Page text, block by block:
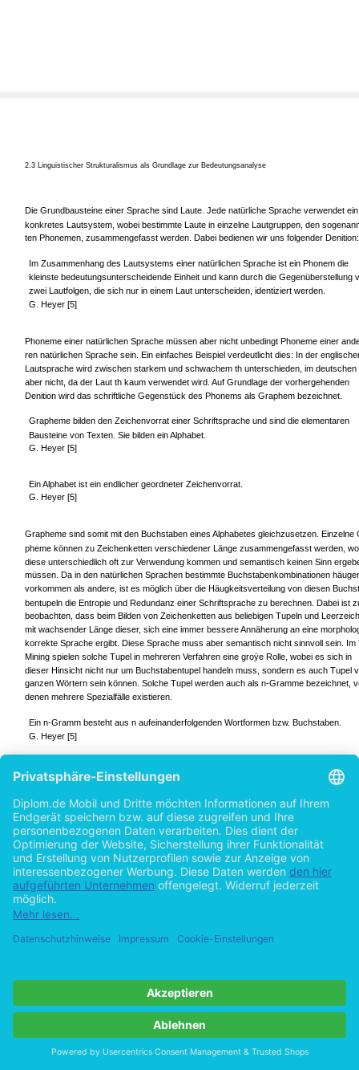
2.3 Linguistischer Strukturalismus als Grundlage zur Bedeutungsanalyse
Die Grundbausteine einer Sprache sind Laute. Jede natürliche Sprache verwendet ein
konkretes Lautsystem, wobei bestimmte Laute in einzelne Lautgruppen, den
ten Phonemen, zusammengefasst werden. Dabei bedienen wir uns folgender Denition:
Im Zusammenhang des Lautsystems einer natürlichen Sprache ist ein Phonem die
kleinste bedeutungsunterscheidende Einheit und kann durch die Gegenüberstellung
zwei Lautfolgen, die sich nur in einem Laut unterscheiden, identiziert werden.
G. Heyer [5]
Phoneme einer natürlichen Sprache müssen aber nicht unbedingt Phoneme einer
ren natürlichen Sprache sein. Ein einfaches Beispiel verdeutlicht dies: In der
Lautsprache wird zwischen starkem und schwachem th unterschieden, im deutschen
aber nicht, da der Laut th kaum verwendet wird. Auf Grundlage der vorhergehenden
Denition wird das schriftliche Gegenstück des Phonems als Graphem bezeichnet.
Grapheme bilden den Zeichenvorrat einer Schriftsprache und sind die elementaren
Bausteine von Texten. Sie bilden ein Alphabet.
G. Heyer [5]
Ein Alphabet ist ein endlicher geordneter Zeichenvorrat.
G. Heyer [5]
Grapheme sind somit mit den Buchstaben eines Alphabetes gleichzusetzen. Einzelne
pheme können zu Zeichenketten verschiedener Länge zusammengefasst werden,
diese unterschiedlich oft zur Verwendung kommen und semantisch keinen Sinn
müssen. Da in den natürlichen Sprachen bestimmte Buchstabenkombinationen häuger
vorkommen als andere, ist es möglich über die Häugkeitsverteilung von diesen
bentupeln die Entropie und Redundanz einer Schriftsprache zu berechnen. Dabei ist
beobachten, dass beim Bilden von Zeichenketten aus beliebigen Tupeln und
mit wachsender Länge dieser, sich eine immer bessere Annäherung an eine
korrekte Sprache ergibt. Diese Sprache muss aber semantisch nicht sinnvoll sein. Im
Mining spielen solche Tupel in mehreren Verfahren eine groÿe Rolle, wobei es sich in
dieser Hinsicht nicht nur um Buchstabentupel handeln muss, sondern es auch Tupel
ganzen Wörtern sein können. Solche Tupel werden auch als n-Gramme bezeichnet,
denen mehrere Spezialfälle existieren.
Ein n-Gramm besteht aus n aufeinanderfolgenden Wortformen bzw. Buchstaben.
G. Heyer [5]
Mit dem folgenden Beispiel wollen wir die mit wachsender Länge der Tupel erfolgende
C. Zietzsch, N. Zänker: Text Mining und dessen Implementierung
2.3 Linguistischer Strukturalismus als Grundlage zur Bedeutungsanalyse